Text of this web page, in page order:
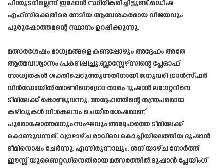
പിന്തുടരില്ലെന്ന് ഇപ്പോൾ സ്ഥിരീകരിച്ചിട്ടുണ്ട്.ഒഡീഷ
എഫ്‌സിക്കെതിരെ നേടിയ ആവേശകരമായ വിജയവും
പുരുഷോത്തമന്റെ സ്ഥാനം ഉറപ്പിക്കുന്നു.
മത്സരശേഷം മാധ്യമങ്ങളെ കണ്ടപ്പോഴും അദ്ദേഹം അതേ
ആത്മവിശ്വാസം പ്രകടിപ്പിച്ചു.ബ്ലാസ്റ്റേഴ്‌സിന്റെ പ്ലേഓഫ്
സാധ്യതകൾ ശക്തിപ്പെടുത്തുന്നതിനായി ജനുവരി ട്രാൻസ്ഫർ
വിൻഡോയിൽ മോണ്ടിനെഗ്രോ താരം ദുഷാൻ ലഗേറ്ററിനെ
ടീമിലേക്ക് കൊണ്ടുവന്നു. അദ്ദേഹത്തിന്റെ തന്ത്രപരമായ
കഴിവുകൾ വിശകലനം ചെയ്ത ശേഷമാണ്
പുരോഷോത്തമനും സംഘവും അദ്ദേഹത്തെ ടീമിലേക്ക്
കൊണ്ടുവന്നത്. വ്യാഴാഴ്ച രാവിലെ കൊച്ചിയിലെത്തിയ ദുഷാൻ
ടീമിനൊപ്പം ചേർന്നു. എന്നിരുന്നാലും, ശനിയാഴ്ച നോർത്ത്
ഈസ്റ്റ് യുണൈറ്റഡിനെതിരായ മത്സരത്തിൽ ദുഷാൻ പ്ലേയിംഗ്